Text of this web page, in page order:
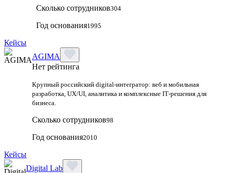
Сколько сотрудников304
Год основания1995
Кейсы
AGIMA
Нет рейтинга
Крупный российский digital‑интегратор: веб и мобильная
разработка, UX/UI, аналитика и комплексные IT‑решения для
бизнеса.
Сколько сотрудников98
Год основания2010
Кейсы
Digital Lab